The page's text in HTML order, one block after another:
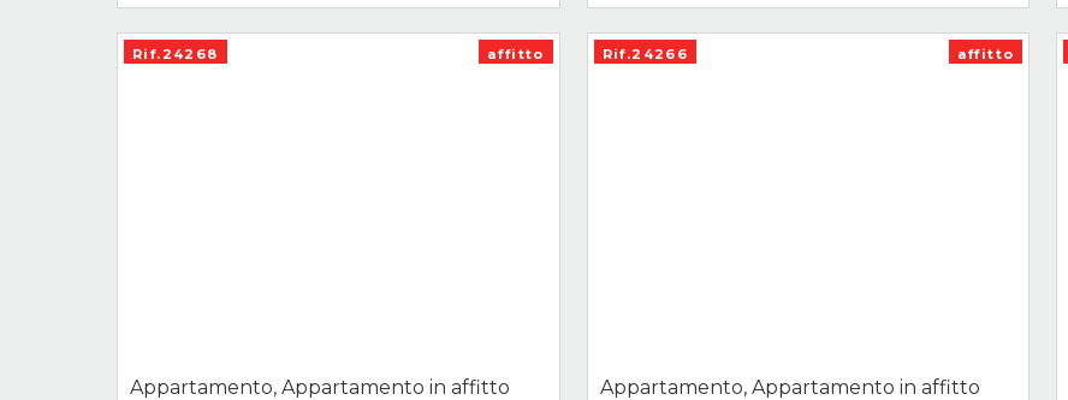
Rif.24268 affitto
Appartamento, Appartamento in affitto
Rif.24266 affitto
Appartamento, Appartamento in affitto